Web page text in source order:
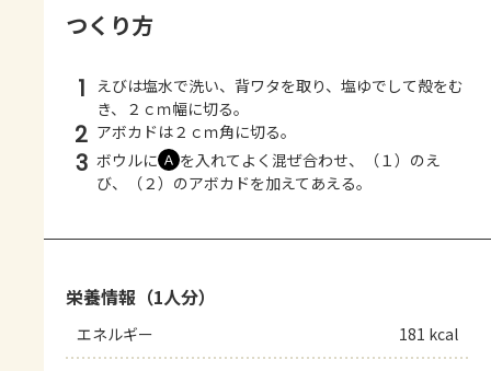
つくり方
1
えびは塩水で洗い、背ワタを取り、塩ゆでして殻をむ
き、２ｃｍ幅に切る。
2 アボカドは２ｃｍ角に切る。
3 ボウルに Ａ を入れてよく混ぜ合わせ、（１）のえ
び、（２）のアボカドを加えてあえる。
栄養情報（1人分）
エネルギー 181 kcal